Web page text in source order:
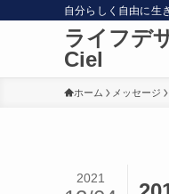
自分らしく自由に生
ライフデ
Ciel
ホーム メッセージ
2021